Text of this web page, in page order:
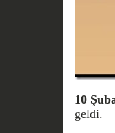
10
geldi.